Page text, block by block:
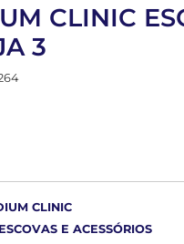
CLINIC
3
CLINIC
ESCOVAS E ACESSÓRIOS